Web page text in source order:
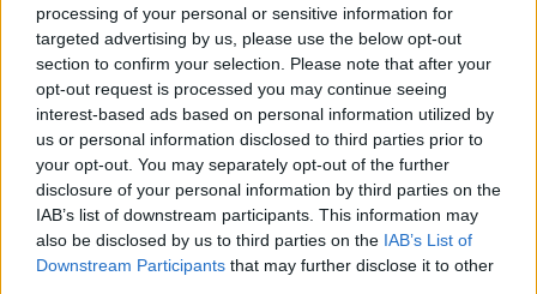
processing of your personal or sensitive information for
targeted advertising by us, please use the below opt-out
section to confirm your selection. Please note that after your
opt-out request is processed you may continue seeing
interest-based ads based on personal information utilized by
us or personal information disclosed to third parties prior to
your opt-out. You may separately opt-out of the further
disclosure of your personal information by third parties on the
IAB’s list of downstream participants. This information may
also be disclosed by us to third parties on the IAB’s List of
Downstream Participants that may further disclose it to other
Az ügyész bejelentése szerint a római klubra nem
terjed ki a vizsgálat. A tervek szerint 52 ezer néző
befogadására képes Stadio Della Romát már a
2016–2017-es szezonban át kellett volna adni, ám
az eredetileg 1.6 milliárd eurós (512.6 milliárd forint)
költségvetésű építkezés megkezdése évek óta
csúszik a hiányzó engedélyek és a politikai
csatározások miatt.